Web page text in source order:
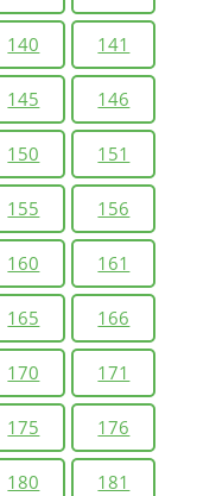
140 141
145 146
150 151
155 156
160 161
165 166
170 171
175 176
180 181